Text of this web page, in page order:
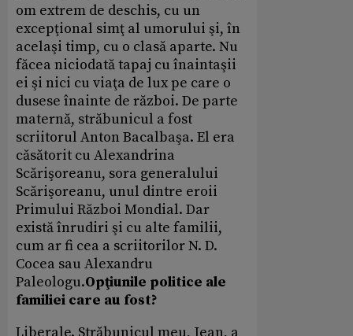
om extrem de deschis, cu un
excepţional simţ al umorului şi, în
acelaşi timp, cu o clasă aparte. Nu
făcea niciodată tapaj cu înaintaşii
ei şi nici cu viaţa de lux pe care o
dusese înainte de război. De parte
maternă, străbunicul a fost
scriitorul Anton Bacalbaşa. El era
căsătorit cu Alexandrina
Scărişoreanu, sora generalului
Scărişoreanu, unul dintre eroii
Primului Război Mondial. Dar
există înrudiri şi cu alte familii,
cum ar fi cea a scriitorilor N. D.
Cocea sau Alexandru
Paleologu.Opţiunile politice ale
familiei care au fost?
Liberale. Străbunicul meu, Jean, a